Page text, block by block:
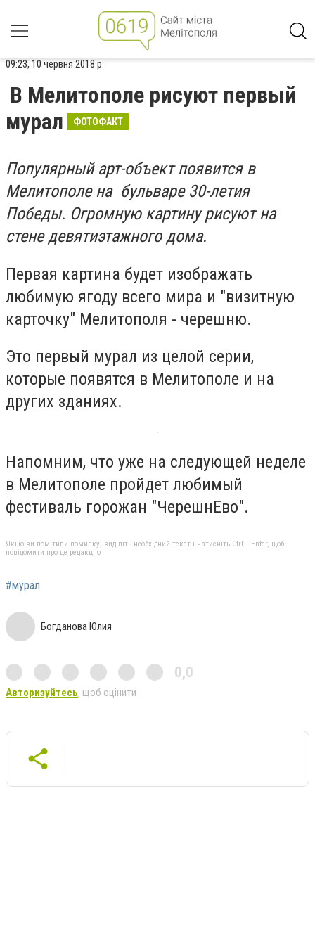
09:23, 10 червня 2018 р.
В Мелитополе рисуют первый
мурал
ФОТОФАКТ
Популярный арт-объект появится в
Мелитополе на бульваре 30-летия
Победы. Огромную картину рисуют на
стене девятиэтажного дома.
Первая картина будет изображать
любимую ягоду всего мира и "визитную
карточку" Мелитополя - черешню.
Это первый мурал из целой серии,
которые появятся в Мелитополе и на
других зданиях.
Напомним, что уже на следующей неделе
в Мелитополе пройдет любимый
фестиваль горожан "ЧерешнЕво".
Якщо ви помітили помилку, виділіть необхідний текст і натисніть Ctrl + Enter, щоб
повідомити про це редакцію
#мурал
Богданова Юлия
0,0
Авторизуйтесь, щоб оцінити